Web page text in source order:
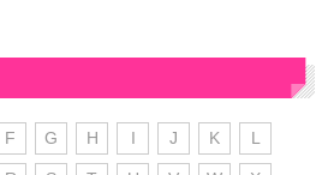
F G H I J K L